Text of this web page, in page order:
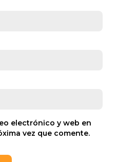
electrónico y web en
vez que comente.